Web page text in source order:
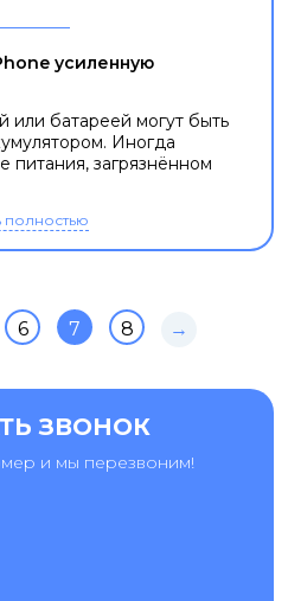
усиленную
или батареей могут быть
Иногда
питания, загрязнённом
полностью
6 7 8 →
ЗВОНОК
и мы перезвоним!